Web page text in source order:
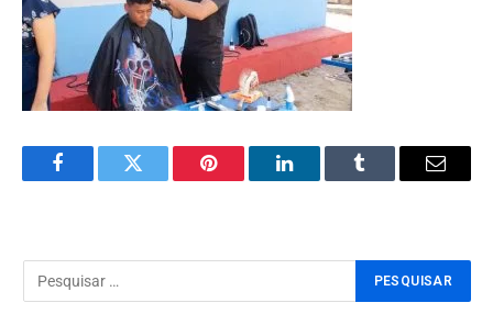
FacebookTwitter Pinterest LinkedInTumblr Email